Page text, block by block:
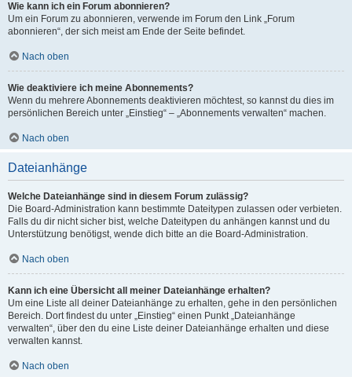
Wie kann ich ein Forum abonnieren?
Um ein Forum zu abonnieren, verwende im Forum den Link „Forum
abonnieren“, der sich meist am Ende der Seite befindet.
Nach oben
Wie deaktiviere ich meine Abonnements?
Wenn du mehrere Abonnements deaktivieren möchtest, so kannst du dies im
persönlichen Bereich unter „Einstieg“ – „Abonnements verwalten“ machen.
Nach oben
Dateianhänge
Welche Dateianhänge sind in diesem Forum zulässig?
Die Board-Administration kann bestimmte Dateitypen zulassen oder verbieten.
Falls du dir nicht sicher bist, welche Dateitypen du anhängen kannst und du
Unterstützung benötigst, wende dich bitte an die Board-Administration.
Nach oben
Kann ich eine Übersicht all meiner Dateianhänge erhalten?
Um eine Liste all deiner Dateianhänge zu erhalten, gehe in den persönlichen
Bereich. Dort findest du unter „Einstieg“ einen Punkt „Dateianhänge
verwalten“, über den du eine Liste deiner Dateianhänge erhalten und diese
verwalten kannst.
Nach oben